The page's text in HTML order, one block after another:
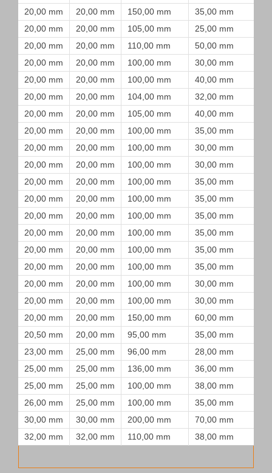
20,00 mm
20,00 mm 150,00 mm
35,00 mm
20,00 mm
20,00 mm 105,00 mm
25,00 mm
20,00 mm
20,00 mm 110,00 mm
50,00 mm
20,00 mm
20,00 mm 100,00 mm
30,00 mm
20,00 mm
20,00 mm 100,00 mm
40,00 mm
20,00 mm
20,00 mm 104,00 mm
32,00 mm
20,00 mm
20,00 mm 105,00 mm
40,00 mm
20,00 mm
20,00 mm 100,00 mm
35,00 mm
20,00 mm
20,00 mm 100,00 mm
30,00 mm
20,00 mm
20,00 mm 100,00 mm
30,00 mm
20,00 mm
20,00 mm 100,00 mm
35,00 mm
20,00 mm
20,00 mm 100,00 mm
35,00 mm
20,00 mm
20,00 mm 100,00 mm
35,00 mm
20,00 mm
20,00 mm 100,00 mm
35,00 mm
20,00 mm
20,00 mm 100,00 mm
35,00 mm
20,00 mm
20,00 mm 100,00 mm
35,00 mm
20,00 mm
20,00 mm 100,00 mm
30,00 mm
20,00 mm
20,00 mm 100,00 mm
30,00 mm
20,00 mm
20,00 mm 150,00 mm
60,00 mm
20,50 mm
20,00 mm 95,00 mm
35,00 mm
23,00 mm
25,00 mm 96,00 mm
28,00 mm
25,00 mm
25,00 mm 136,00 mm
36,00 mm
25,00 mm
25,00 mm 100,00 mm
38,00 mm
26,00 mm
25,00 mm 100,00 mm
35,00 mm
30,00 mm
30,00 mm 200,00 mm
70,00 mm
32,00 mm
32,00 mm 110,00 mm 38,00 mm